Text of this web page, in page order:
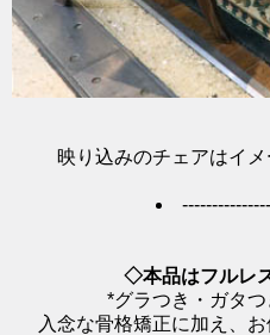
映り込みのチェアはイ
◇本品はフルレ
*グラつき・ガタ
入念な骨格矯正に加え、